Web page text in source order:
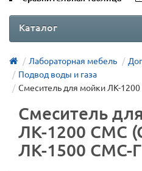
Каталог
Лабораторная мебель
Подвод воды и газа
Смеситель для мойки ЛК-
Смеситель
ЛК-1200 СМС
ЛК-1500 СМС-Г